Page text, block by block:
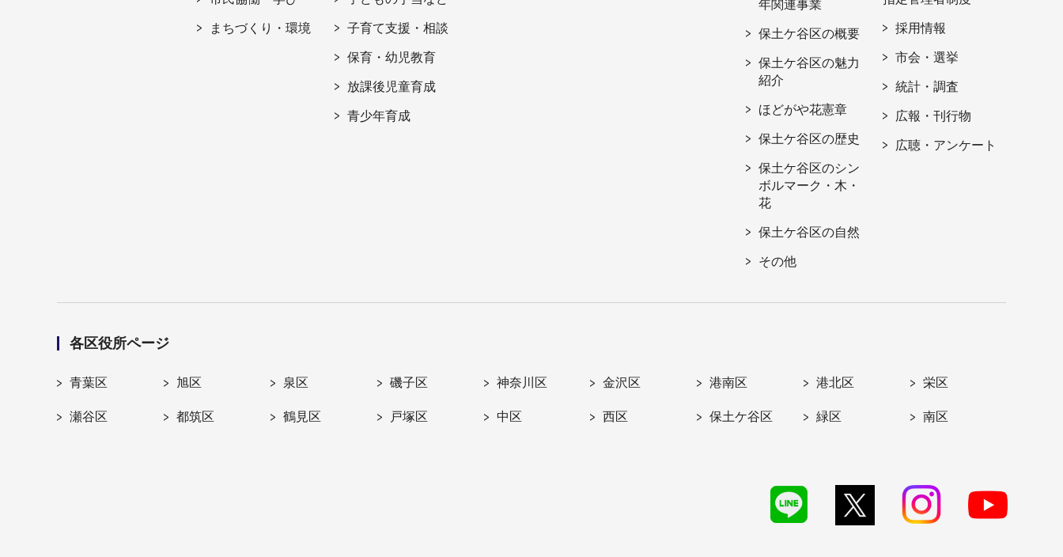
まちづくり・環境 子育て支援・相談
保育・幼児教育
放課後児童育成
青少年育成
年関連事業
保土ケ谷区の概要
保土ケ谷区の魅力
紹介
ほどがや花憲章
保土ケ谷区の歴史
保土ケ谷区のシン
ボルマーク・木・
花
保土ケ谷区の自然
その他
採用情報
市会・選挙
統計・調査
広報・刊行物
広聴・アンケート
各区役所ページ
青葉区 旭区 泉区 磯子区 神奈川区 金沢区 港南区 港北区 栄区
瀬谷区 都筑区 鶴見区 戸塚区 中区 西区 保土ケ谷区 緑区 南区